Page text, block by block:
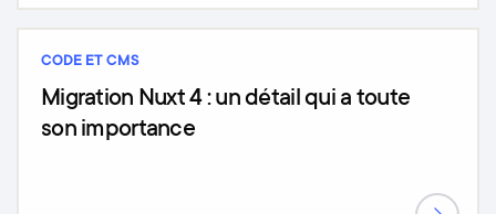
CODE ET CMS
Migration Nuxt 4 : un détail qui a toute
son importance